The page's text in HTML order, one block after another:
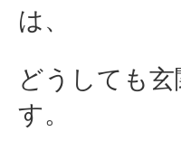
は、
どうしても
す。